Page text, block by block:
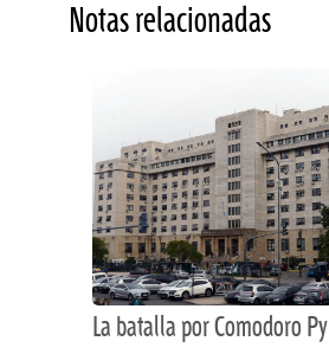
Notas relacionadas
La batalla por Comodoro Py